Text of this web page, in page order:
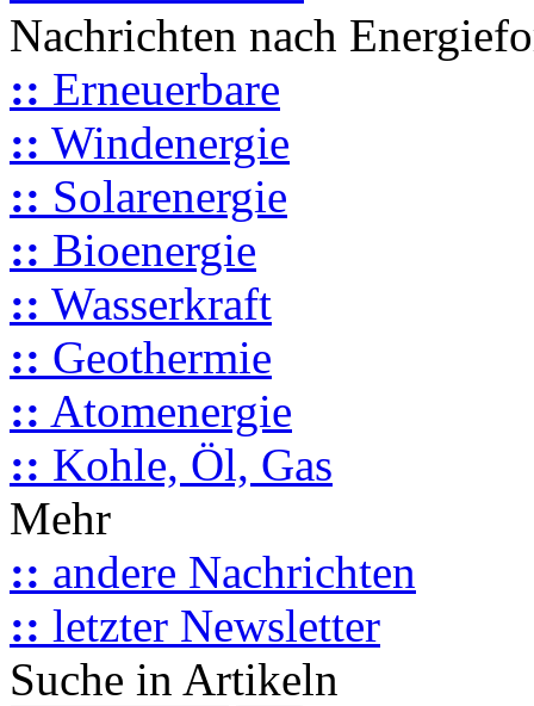
Nachrichten nach
:: Erneuerbare
:: Windenergie
:: Solarenergie
:: Bioenergie
:: Wasserkraft
:: Geothermie
:: Atomenergie
:: Kohle, Öl, Gas
Mehr
:: andere Nachrichten
:: letzter Newsletter
Suche in Artikeln